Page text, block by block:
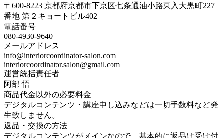
〒600-8223 京都府京都市下京区七条通油小路東入大黒町227
番地 第２キョートビル402
電話番号
080-4930-9640
メールアドレス
info@interiorcoordinator-salon.com
interiorcoordinator.salon@gmail.com
運営統括責任者
阿部 悟
商品代金以外の必要料金
デジタルコンテンツ・講座申し込みなどは一切手数料など発
生致しません。
返品・交換の方法
デジタルコンテンツがメインなので、基本的に返品は受け付